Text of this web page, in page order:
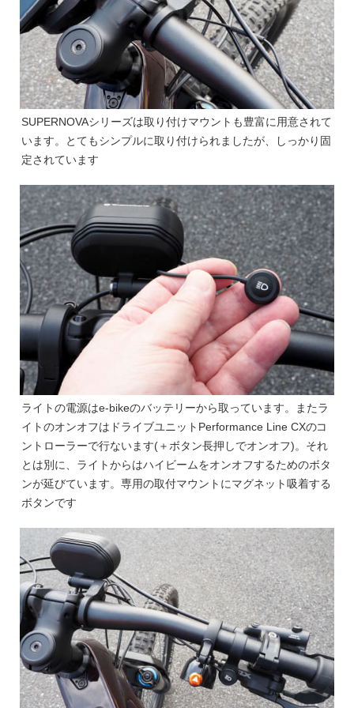
SUPERNOVAシリーズは取り付けマウントも豊富に用意されて
います。とてもシンプルに取り付けられましたが、しっかり固
定されています
ライトの電源はe-bikeのバッテリーから取っています。またラ
イトのオンオフはドライブユニットPerformance Line CXのコ
ントローラーで行ないます(＋ボタン長押しでオンオフ)。それ
とは別に、ライトからはハイビームをオンオフするためのボタ
ンが延びています。専用の取付マウントにマグネット吸着する
ボタンです